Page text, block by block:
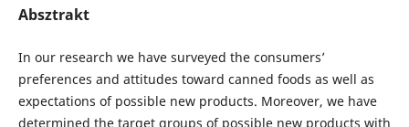
Absztrakt
In our research we have surveyed the consumers’
preferences and attitudes toward canned foods as well as
expectations of possible new products. Moreover, we have
determined the target groups of possible new products with